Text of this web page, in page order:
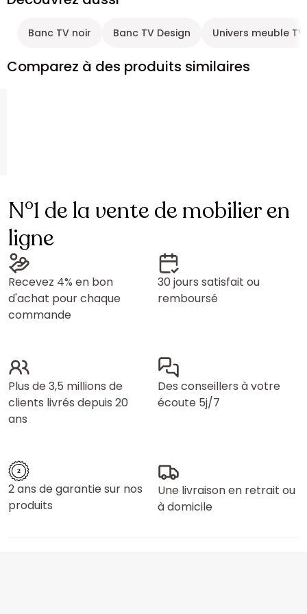
Banc TV noir Banc TV Design Univers meuble TV
Comparez à des produits similaires
N°1 de la vente de mobilier en
ligne
Recevez 4% en bon
d'achat pour chaque
commande
30 jours satisfait ou
remboursé
Plus de 3,5 millions de
clients livrés depuis 20
ans
Des conseillers à votre
écoute 5j/7
2 ans de garantie sur nos
produits
Une livraison en retrait ou
à domicile